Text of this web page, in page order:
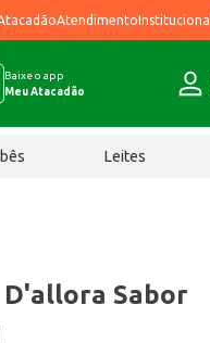
AtendimentoInstitucional
Baixe o app
Meu Atacadão
Leites
Sabor